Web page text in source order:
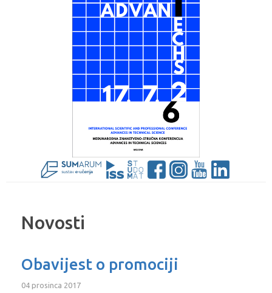
Novosti
Obavijest o promociji
04 prosinca 2017